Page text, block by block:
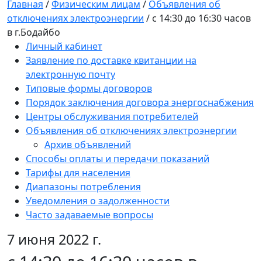
Главная /Физическим лицам / Объявления об
отключениях электроэнергии / с 14:30 до 16:30 часов
в г.Бодайбо
Личный кабинет
Заявление по доставке квитанции на
электронную почту
Типовые формы договоров
Порядок заключения договора энергоснабжения
Центры обслуживания потребителей
Объявления об отключениях электроэнергии
Архив объявлений
Способы оплаты и передачи показаний
Тарифы для населения
Диапазоны потребления
Уведомления о задолженности
Часто задаваемые вопросы
7 июня 2022 г.